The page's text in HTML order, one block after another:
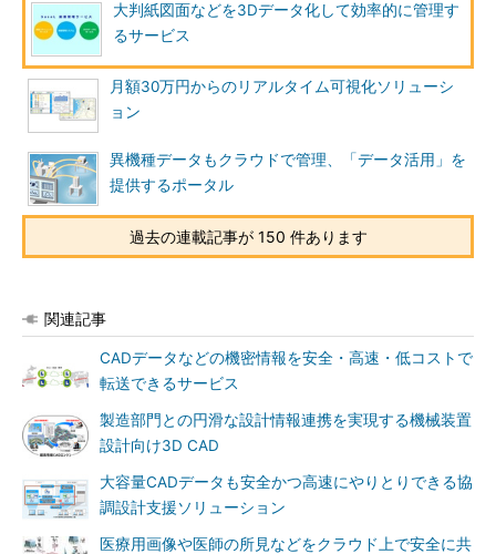
大判紙図面などを3Dデータ化して効率的に管理す
るサービス
月額30万円からのリアルタイム可視化ソリューシ
ョン
異機種データもクラウドで管理、「データ活用」を
提供するポータル
過去の連載記事が 150 件あります
関連記事
CADデータなどの機密情報を安全・高速・低コストで
転送できるサービス
製造部門との円滑な設計情報連携を実現する機械装置
設計向け3D CAD
大容量CADデータも安全かつ高速にやりとりできる協
調設計支援ソリューション
医療用画像や医師の所見などをクラウド上で安全に共